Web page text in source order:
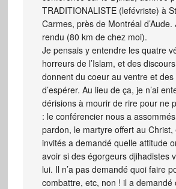
TRADITIONALISTE (lefévriste) à
Carmes, près de Montréal d’Aude.
rendu (80 km de chez moi).
Je pensais y entendre les quatre
horreurs de l’Islam, et des
donnent du coeur au ventre et des
d’espérer. Au lieu de ça, je n’ai
dérisions à mourir de rire pour ne
: le conférencier nous a
pardon, le martyre offert au Christ,
invités a demandé quelle attitude
avoir si des égorgeurs djihadistes
lui. Il n’a pas demandé quoi faire
combattre, etc, non ! il a demandé